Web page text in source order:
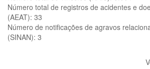
Número total de registros de acidentes e
(AEAT): 33
Número de notificações de agravos
(SINAN): 3